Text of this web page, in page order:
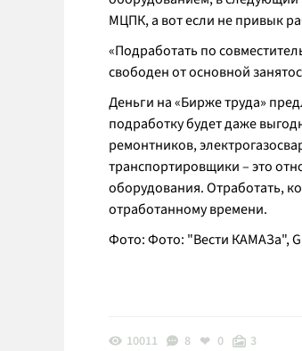
МЦПК, а вот если не привык
«Подработать по
свободен от основной
Деньги на «Бирже труда»
подработку будет даже
ремонтников,
транспортировщики – это
оборудования. Отработать,
отработанному времени.
Фото: Фото: "Вести КАМАЗа",
10011 8 0 3